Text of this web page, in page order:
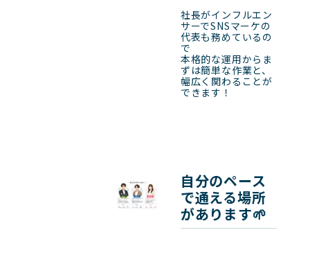
社長がインフルエン
サーでSNSマーケの
代表も務めているの
で
本格的な運用からま
ずは簡単な作業と、
幅広く関わることが
できます！
自分のペース
で通える場所
があります🌱